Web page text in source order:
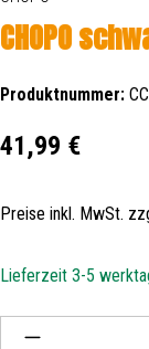
CHOPO
Produktnummer:
Regulärer Preis:
41,99 €
Preise inkl. MwSt.
Lieferzeit 3-5
Produkt